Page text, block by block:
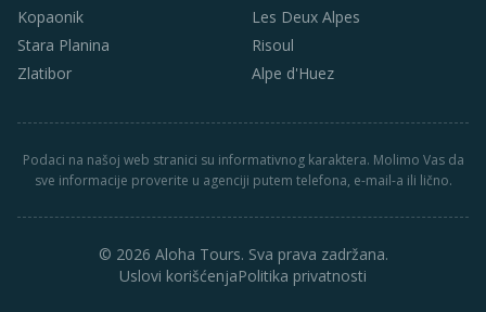
Kopaonik
Stara Planina
Zlatibor
Les Deux Alpes
Risoul
Alpe d'Huez
Podaci na našoj web stranici su informativnog karaktera. Molimo Vas da
sve informacije proverite u agenciji putem telefona, e-mail-a ili lično.
© 2026 Aloha Tours. Sva prava zadržana.
Uslovi korišćenjaPolitika privatnosti